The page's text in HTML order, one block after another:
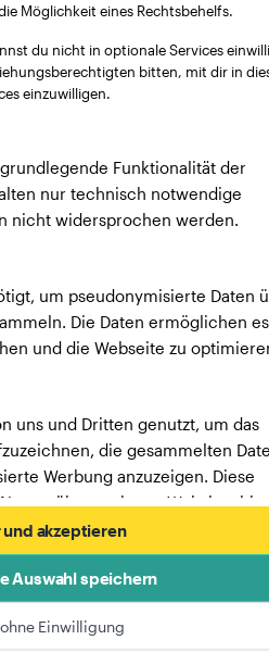
Möglichkeit eines Rechtsbehelfs.
du nicht in optionale Services
bitten, mit dir in
einzuwilligen.
Funktionalität der
nur technisch notwendige
nicht widersprochen werden.
um pseudonymisierte Daten
Die Daten ermöglichen
und die Webseite zu
uns und Dritten genutzt, um das
die gesammelten
Werbung anzuzeigen. Diese
über mehrere Websites
Werbepartner.
Datenschutzerklärung
und akzeptieren
Auswahl speichern
Einwilligung